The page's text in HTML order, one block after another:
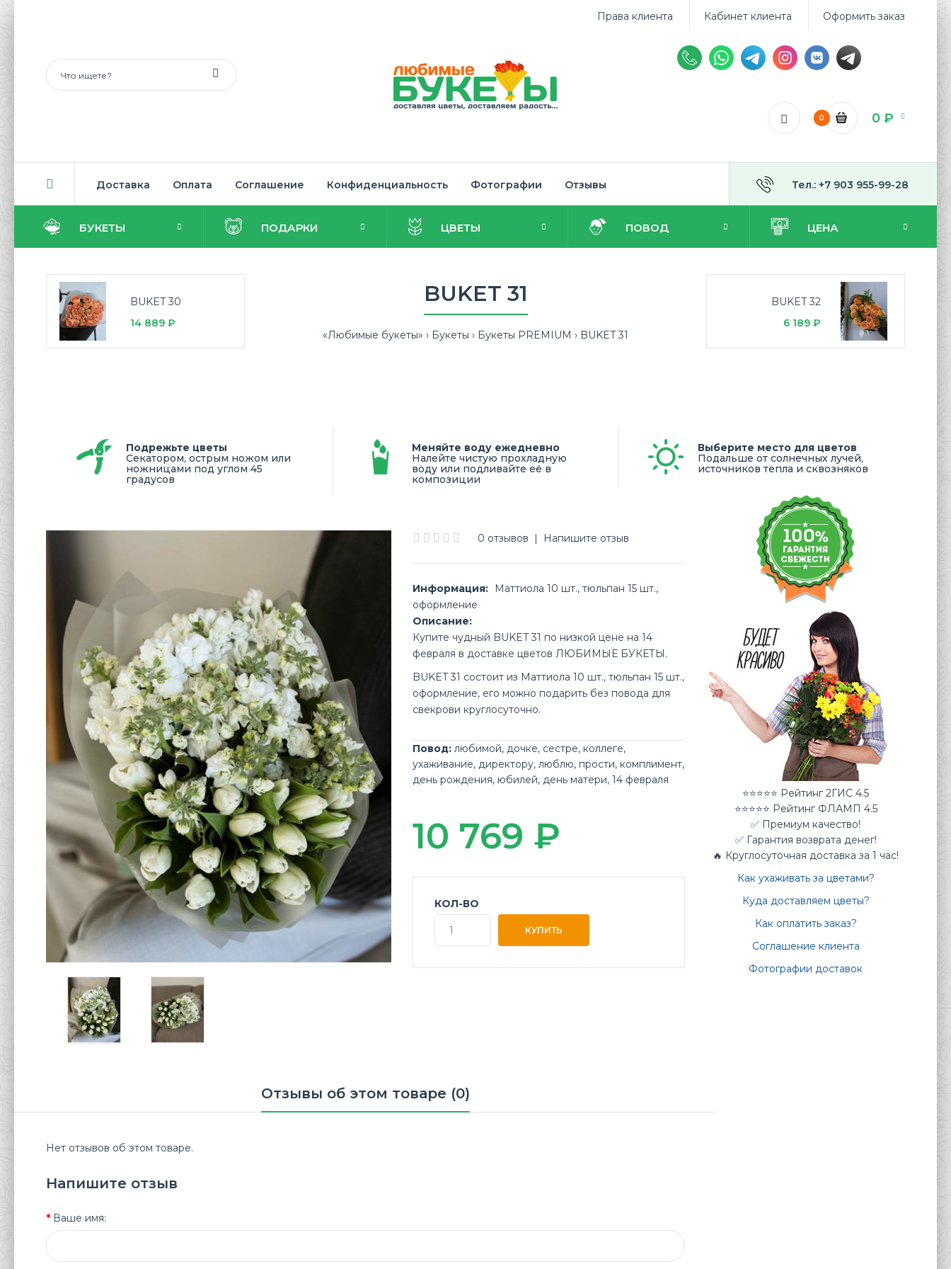
Права клиента Кабинет клиента Оформить заказ
0 0 ₽
Доставка Оплата Соглашение Конфиденциальность Фотографии Отзывы Тел.: +7 903 955-99-28
БУКЕТЫ ПОДАРКИ ЦВЕТЫ ПОВОД ЦЕНА
BUKET 30
14 889 ₽
BUKET 31
«Любимые букеты» Букеты Букеты PREMIUM BUKET 31
BUKET 32
6 189 ₽
Подрежьте цветы
Секатором, острым ножом или
ножницами под углом 45
градусов
Меняйте воду ежедневно
Налейте чистую прохладную
воду или подливайте её в
композиции
Выберите место для цветов
Подальше от солнечных лучей,
источников тепла и сквозняков
0 отзывов | Напишите отзыв
Информация:
Маттиола 10 шт., тюльпан 15 шт.,
оформление
Описание:
Купите чудный BUKET 31 по низкой цене на 14
февраля в доставке цветов ЛЮБИМЫЕ БУКЕТЫ.
BUKET 31 состоит из Маттиола 10 шт., тюльпан 15 шт.,
оформление, его можно подарить без повода для
свекрови круглосуточно.
Повод: любимой, дочке, сестре, коллеге,
ухаживание, директору,люблю, прости, комплимент,
день рождения, юбилей, день матери,14 февраля
10 769 ₽
КОЛ-ВО
Отзывы об этом товаре (0)
Нет отзывов об этом товаре.
Напишите отзыв
Ваше имя:
⭐⭐⭐⭐⭐ Рейтинг 2ГИС 4.5
⭐⭐⭐⭐⭐ Рейтинг ФЛАМП 4.5
✅ Премиум качество!
✅ Гарантия возврата денег!
🔥 Круглосуточная доставка за 1 час!
Как ухаживать за цветами?
Куда доставляем цветы?
Как оплатить заказ?
Соглашение клиента
Фотографии доставок